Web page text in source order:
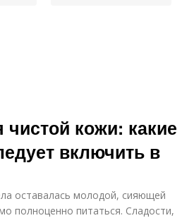
кожи: какие
включить в
оставалась молодой, сияющей
полноценно питаться. Сладости,